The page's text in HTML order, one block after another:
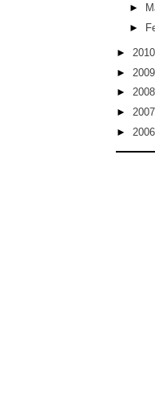
►
►
► 2010
► 2009
► 2008
► 2007
► 2006